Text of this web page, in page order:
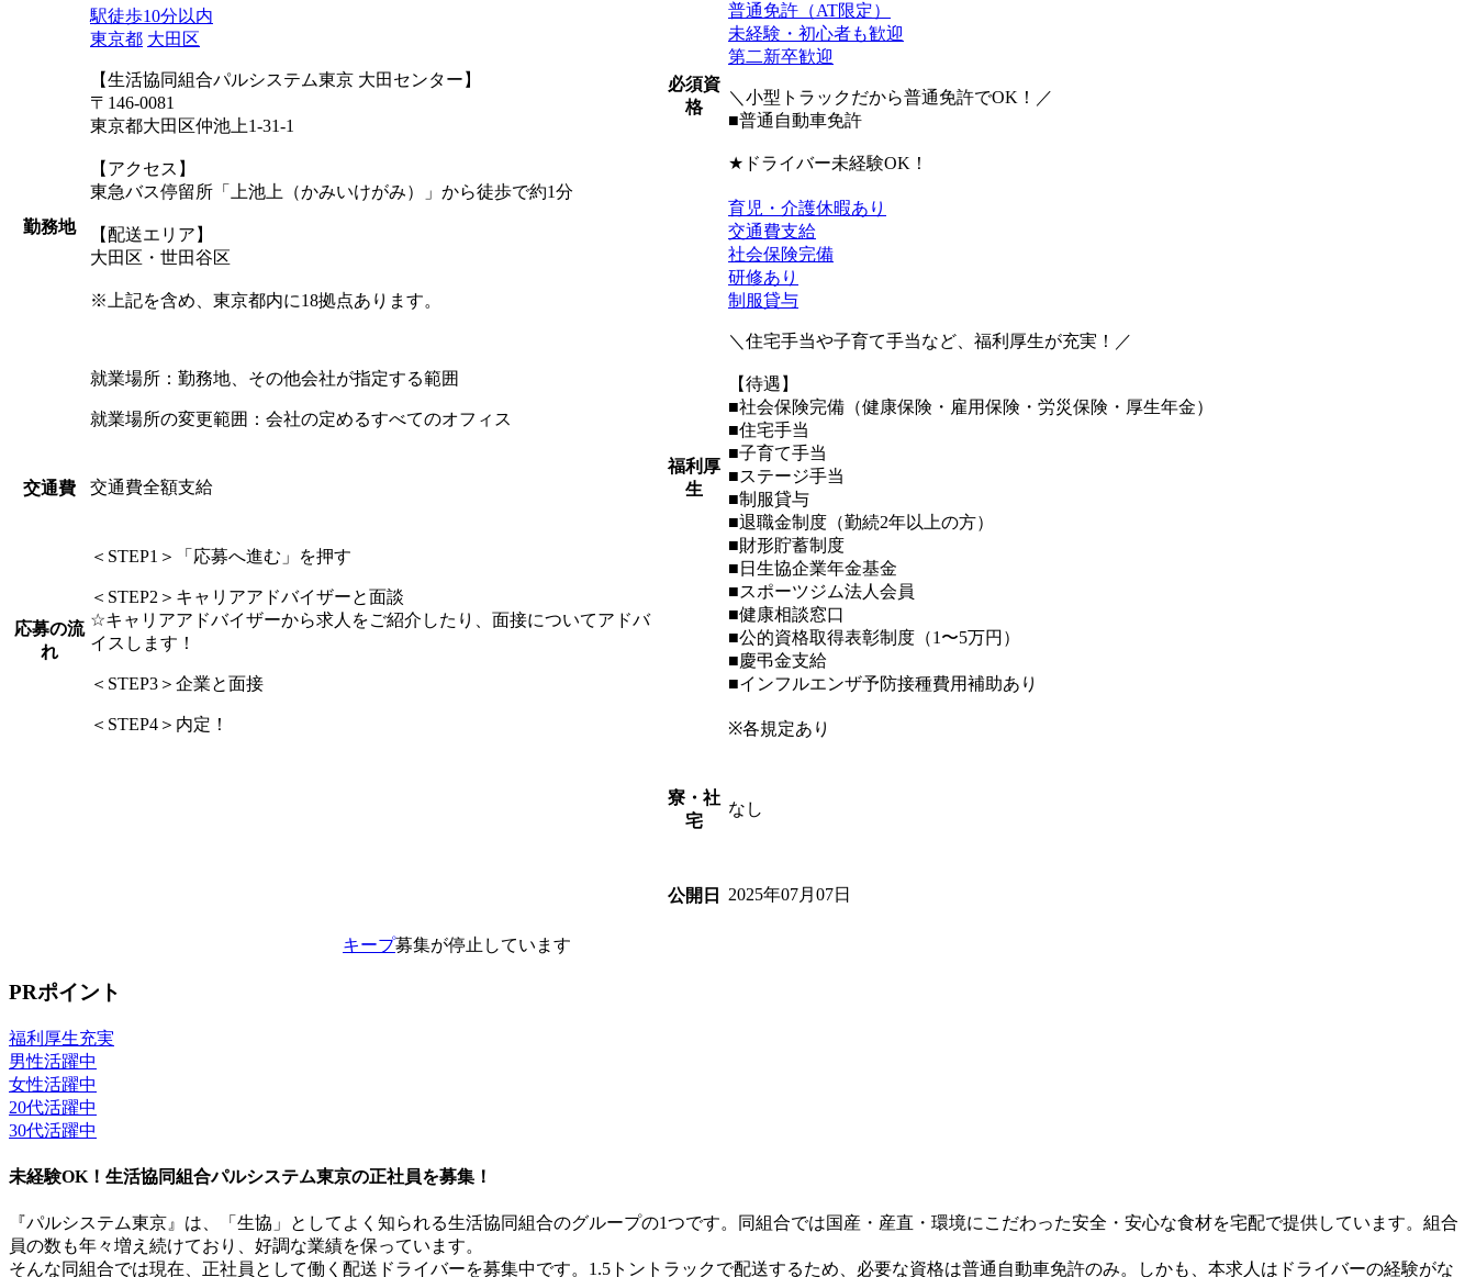
勤務地
駅徒歩10分以内
東京都 大田区
【生活協同組合パルシステム東京 大田センター】
〒146-0081
東京都大田区仲池上1-31-1
【アクセス】
東急バス停留所「上池上（かみいけがみ）」から徒歩で約1分
【配送エリア】
大田区・世田谷区
※上記を含め、東京都内に18拠点あります。
就業場所：勤務地、その他会社が指定する範囲
就業場所の変更範囲：会社の定めるすべてのオフィス
交通費 交通費全額支給
応募の流
れ
＜STEP1＞「応募へ進む」を押す
＜STEP2＞キャリアアドバイザーと面談
☆キャリアアドバイザーから求人をご紹介したり、面接についてアドバ
イスします！
＜STEP3＞企業と面接
＜STEP4＞内定！
必須資
格
普通免許（AT限定）
未経験・初心者も歓迎
第二新卒歓迎
＼小型トラックだから普通免許でOK！／
■普通自動車免許
★ドライバー未経験OK！
福利厚
生
育児・介護休暇あり
交通費支給
社会保険完備
研修あり
制服貸与
＼住宅手当や子育て手当など、福利厚生が充実！／
【待遇】
■社会保険完備（健康保険・雇用保険・労災保険・厚生年金）
■住宅手当
■子育て手当
■ステージ手当
■制服貸与
■退職金制度（勤続2年以上の方）
■財形貯蓄制度
■日生協企業年金基金
■スポーツジム法人会員
■健康相談窓口
■公的資格取得表彰制度（1〜5万円）
■慶弔金支給
■インフルエンザ予防接種費用補助あり
※各規定あり
寮・社
宅
なし
公開日 2025年07月07日
キープ募集が停止しています
PRポイント
福利厚生充実
男性活躍中
女性活躍中
20代活躍中
30代活躍中
未経験OK！生活協同組合パルシステム東京の正社員を募集！
『パルシステム東京』は、「生協」としてよく知られる生活協同組合のグループの1つです。同組合では国産・産直・環境にこだわった安全・安心な食材を宅配で提供しています。組合
員の数も年々増え続けており、好調な業績を保っています。
そんな同組合では現在、正社員として働く配送ドライバーを募集中です。1.5トントラックで配送するため、必要な資格は普通自動車免許のみ。しかも、本求人はドライバーの経験がな